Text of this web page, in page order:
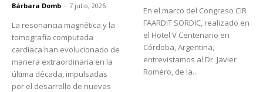
Bárbara Domb - 7 julio, 2026
La resonancia magnética y la
tomografía computada
cardíaca han evolucionado de
manera extraordinaria en la
última década, impulsadas
por el desarrollo de nuevas
En el marco del Congreso CIR
FAARDIT SORDIC, realizado en
el Hotel V Centenario en
Córdoba, Argentina,
entrevistamos al Dr. Javier
Romero, de la...